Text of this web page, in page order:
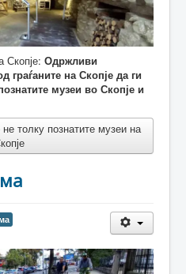
Скопје: Одржливи
граѓаните на Скопје да ги
музеи во Скопје и
толку познатите музеи на